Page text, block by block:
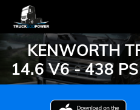
KENWORTH
14.6 V6 - 438